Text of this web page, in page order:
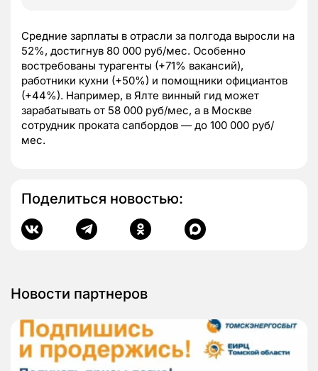
Средние зарплаты в отрасли за полгода выросли на
52%, достигнув 80 000 руб/мес. Особенно
востребованы турагенты (+71% вакансий),
работники кухни (+50%) и помощники официантов
(+44%). Например, в Ялте винный гид может
зарабатывать от 58 000 руб/мес, а в Москве
сотрудник проката сапбордов — до 100 000 руб/
мес.
Поделиться новостью:
Новости партнеров